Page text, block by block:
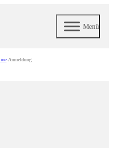
Menü
-Anmeldung